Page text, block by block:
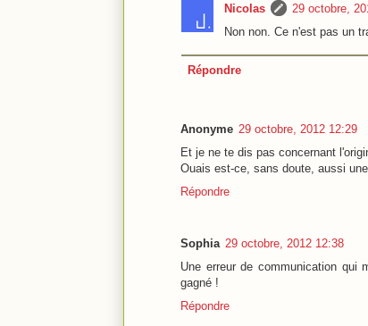
Nicolas
29 octobre,
Non non. Ce n'est pas un
Répondre
Anonyme 29 octobre, 2012 12:29
Et je ne te dis pas concernant
Ouais est-ce, sans doute, aussi
Répondre
Sophia 29 octobre, 2012 12:38
Une erreur de communication qui
gagné !
Répondre